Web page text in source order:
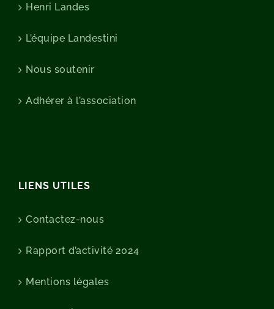
Henri Landes
L’équipe Landestini
Nous soutenir
Adhérer à l’association
LIENS UTILES
Contactez-nous
Rapport d’activité 2024
Mentions légales